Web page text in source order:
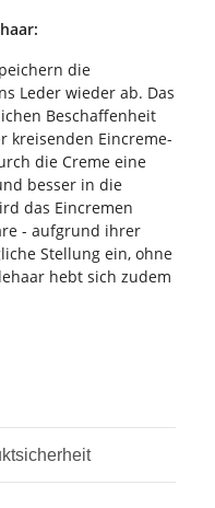
die
Leder wieder ab. Das
Beschaffenheit
kreisenden Eincreme-
die Creme eine
besser in die
das Eincremen
- aufgrund ihrer
Stellung ein, ohne
hebt sich zudem